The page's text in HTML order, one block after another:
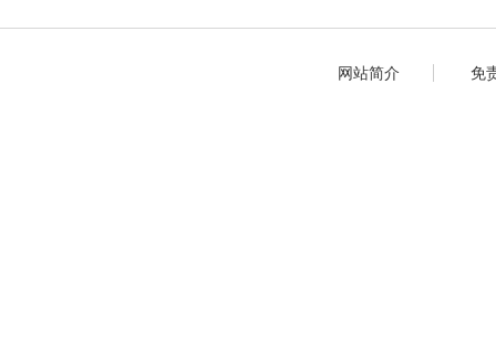
网站简介 免